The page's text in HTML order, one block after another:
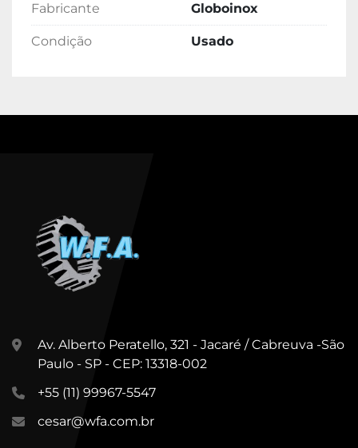
Fabricante Globoinox
Condição Usado
Av. Alberto Peratello, 321 - Jacaré / Cabreuva -São
Paulo - SP - CEP: 13318-002
+55 (11) 99967-5547
cesar@wfa.com.br